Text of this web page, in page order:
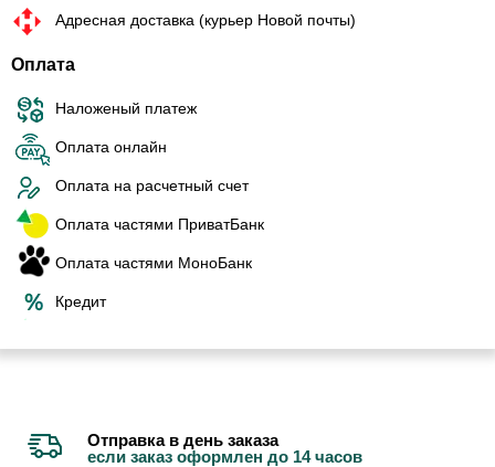
Адресная доставка (курьер Новой почты)
Оплата
Наложеный платеж
Оплата онлайн
Оплата на расчетный счет
Оплата частями ПриватБанк
Оплата частями МоноБанк
Кредит
Отправка в день заказа
если заказ оформлен до 14 часов